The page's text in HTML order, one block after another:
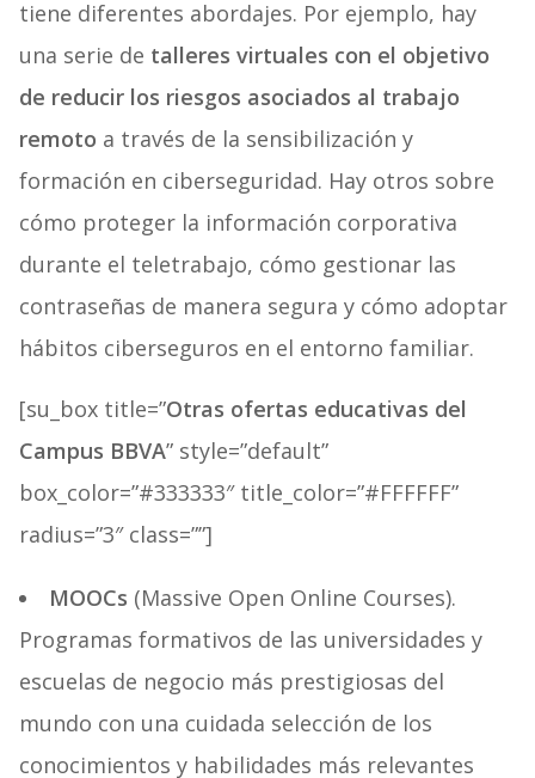
tiene diferentes abordajes. Por ejemplo, hay
una serie de talleres virtuales con el objetivo
de reducir los riesgos asociados al trabajo
remoto a través de la sensibilización y
formación en ciberseguridad. Hay otros sobre
cómo proteger la información corporativa
durante el teletrabajo, cómo gestionar las
contraseñas de manera segura y cómo adoptar
hábitos ciberseguros en el entorno familiar.
[su_box title=”Otras ofertas educativas del
Campus BBVA” style=”default”
box_color=”#333333″ title_color=”#FFFFFF”
radius=”3″ class=””]
MOOCs (Massive Open Online Courses).
Programas formativos de las universidades y
escuelas de negocio más prestigiosas del
mundo con una cuidada selección de los
conocimientos y habilidades más relevantes